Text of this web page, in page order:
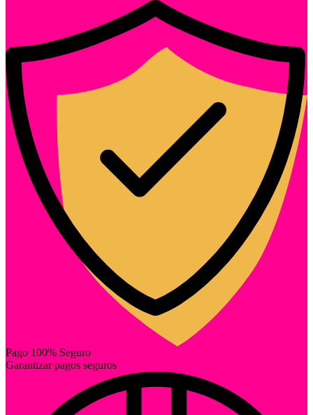
Pago 100% Seguro
Garantizar pagos seguros